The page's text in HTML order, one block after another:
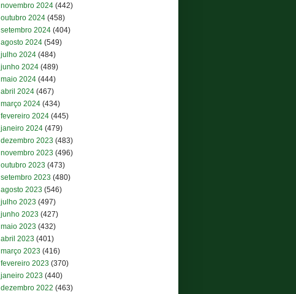
novembro 2024 (442)
outubro 2024 (458)
setembro 2024 (404)
agosto 2024 (549)
julho 2024 (484)
junho 2024 (489)
maio 2024 (444)
abril 2024 (467)
março 2024 (434)
fevereiro 2024 (445)
janeiro 2024 (479)
dezembro 2023 (483)
novembro 2023 (496)
outubro 2023 (473)
setembro 2023 (480)
agosto 2023 (546)
julho 2023 (497)
junho 2023 (427)
maio 2023 (432)
abril 2023 (401)
março 2023 (416)
fevereiro 2023 (370)
janeiro 2023 (440)
dezembro 2022 (463)